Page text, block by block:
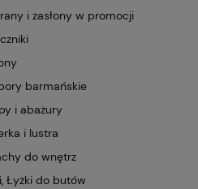
i zasłony w promocji
barmańskie
i abażury
i lustra
do wnętrz
Łyżki do butów